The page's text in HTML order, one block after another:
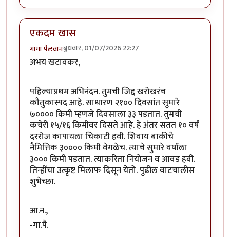
एकदम खास
गामा पैलवानबुधवार, 01/07/2026 22:27
अभय खटावकर,
पहिल्याप्रथम अभिनंदन. तुमची जिद्द खरोखरंच
कौतुकास्पद आहे. साधारण २१०० दिवसांत सुमारे
७०००० किमी म्हणजे दिवसाला ३३ पडतात. तुमची
कचेरी १५/१६ किमीवर दिसते आहे. हे अंतर सतत १० वर्षं
दररोज कापायला चिकाटी हवी. शिवाय बाकीचे
नैमित्तिक ३०००० किमी वेगळेच. त्याचे सुमारे वर्षाला
३००० किमी पडतात. त्याकरिता नियोजन व आवड हवी.
तिन्हींचा उत्कृष्ट मिलाफ दिसून येतो. पुढील वाटचालीस
शुभेच्छा.
आ.न.,
-गा.पै.